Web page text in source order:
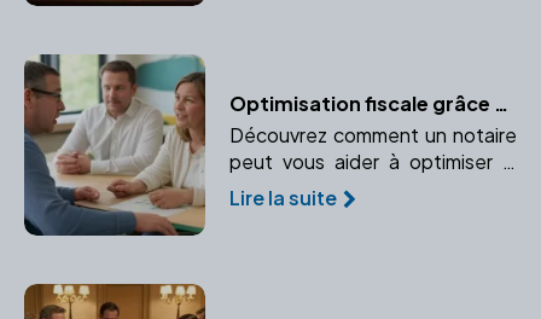
Optimisation fiscale grâce au notaire : conseils et stratégies pour votre entreprise
Découvrez comment un notaire
peut vous aider à optimiser la
fiscalité de votre entreprise dès
sa création. Anticipez vos
Lire la suite